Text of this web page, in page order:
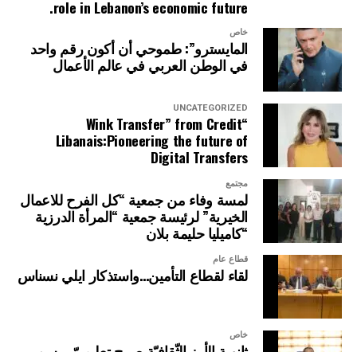
role in Lebanon’s economic future.
خاص
المايسترو”: طموحي أن أكون رقم واحد
في الوطن العربي في عالم الأعمال
UNCATEGORIZED
“Wink Transfer” from Credit
Libanais:Pioneering the future of
Digital Transfers
مجتمع
لمسة وفاء من جمعية “كل الفرح للاعمال
الخيرية” لرئيسة جمعية “المرأة الدرزية
“كاميليا حليمة بلان
قطاع عام
لقاء لقطاع التأمين…واستذكار ايلي نسناس
خاص